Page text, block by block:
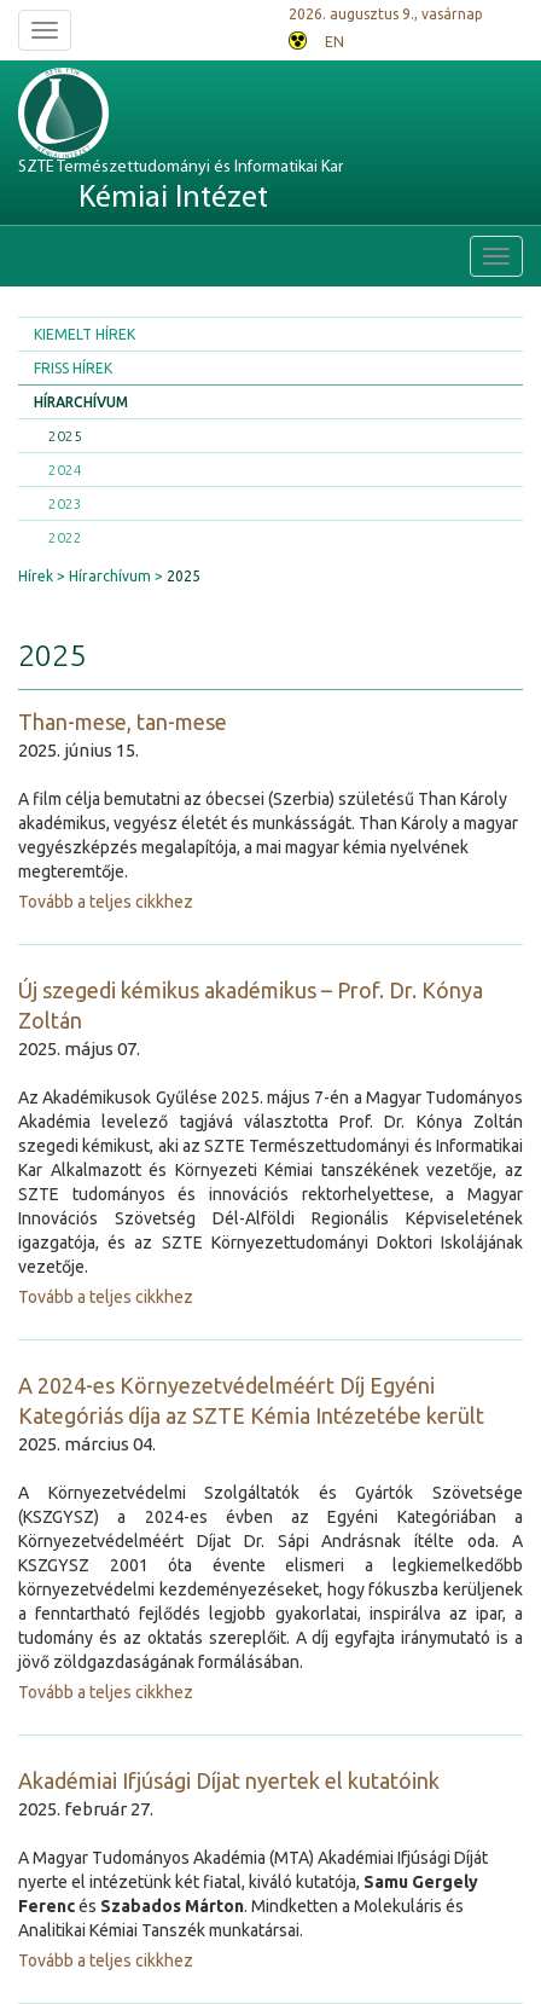
Toggle
navigation
2026. augusztus 9., vasárnap
EN
SZTE Természettudományi és Informatikai Kar
Kémiai Intézet
KIEMELT HÍREK
FRISS HÍREK
HÍRARCHÍVUM
2025
2024
2023
2022
Hírek Hírarchívum 2025
2025
Than-mese, tan-mese
2025. június 15.
A film célja bemutatni az óbecsei (Szerbia) születésű Than Károly
akadémikus, vegyész életét és munkásságát. Than Károly a magyar
vegyészképzés megalapítója, a mai magyar kémia nyelvének
megteremtője.
Tovább a teljes cikkhez
Új szegedi kémikus akadémikus – Prof. Dr. Kónya
Zoltán
2025. május 07.
Az Akadémikusok Gyűlése 2025. május 7-én a Magyar Tudományos
Akadémia levelező tagjává választotta Prof. Dr. Kónya Zoltán
szegedi kémikust, aki az SZTE Természettudományi és Informatikai
Kar Alkalmazott és Környezeti Kémiai tanszékének vezetője, az
SZTE tudományos és innovációs rektorhelyettese, a Magyar
Innovációs Szövetség Dél-Alföldi Regionális Képviseletének
igazgatója, és az SZTE Környezettudományi Doktori Iskolájának
vezetője.
Tovább a teljes cikkhez
A 2024-es Környezetvédelméért Díj Egyéni
Kategóriás díja az SZTE Kémia Intézetébe került
2025. március 04.
A Környezetvédelmi Szolgáltatók és Gyártók Szövetsége
(KSZGYSZ) a 2024-es évben az Egyéni Kategóriában a
Környezetvédelméért Díjat Dr. Sápi Andrásnak ítélte oda. A
KSZGYSZ 2001 óta évente elismeri a legkiemelkedőbb
környezetvédelmi kezdeményezéseket, hogy fókuszba kerüljenek
a fenntartható fejlődés legjobb gyakorlatai, inspirálva az ipar, a
tudomány és az oktatás szereplőit. A díj egyfajta iránymutató is a
jövő zöldgazdaságának formálásában.
Tovább a teljes cikkhez
Akadémiai Ifjúsági Díjat nyertek el kutatóink
2025. február 27.
A Magyar Tudományos Akadémia (MTA) Akadémiai Ifjúsági Díját
nyerte el intézetünk két fiatal, kiváló kutatója, Samu Gergely
Ferencés Szabados Márton. Mindketten a Molekuláris és
Analitikai Kémiai Tanszék munkatársai.
Tovább a teljes cikkhez